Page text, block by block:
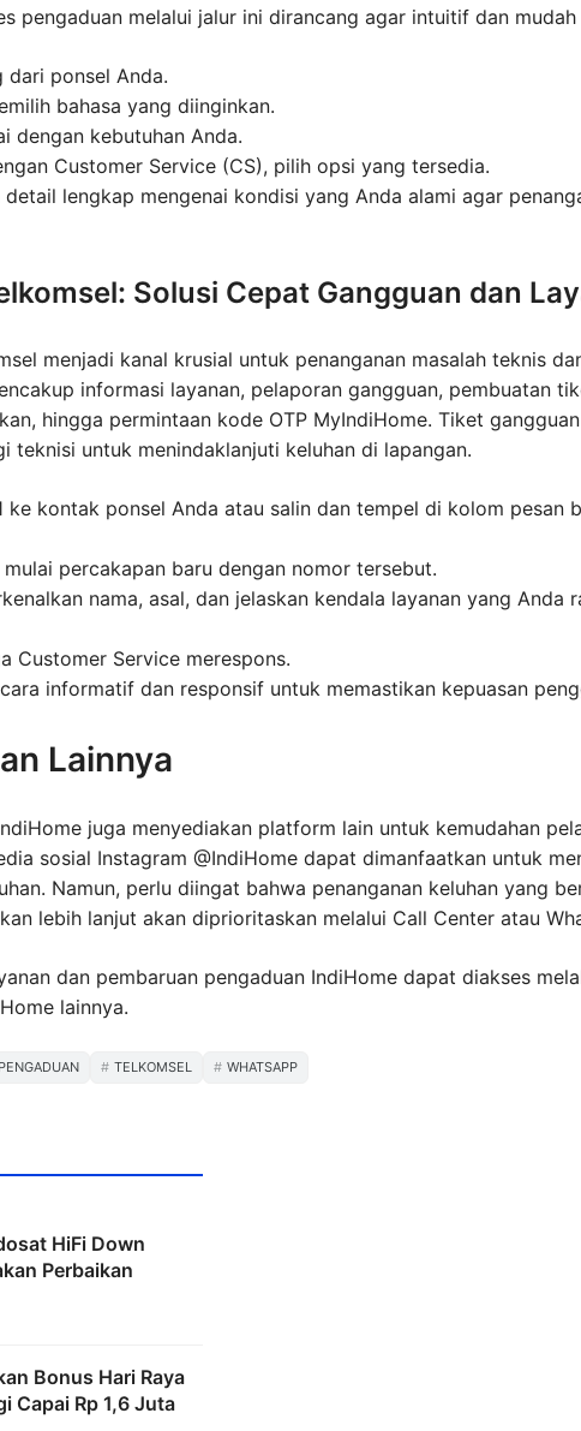
pengaduan melalui jalur ini dirancang agar intuitif dan
dari ponsel Anda.
bahasa yang diinginkan.
dengan kebutuhan Anda.
Customer Service (CS), pilih opsi yang tersedia.
lengkap mengenai kondisi yang Anda alami agar
Solusi Cepat Gangguan dan
menjadi kanal krusial untuk penanganan masalah teknis
informasi layanan, pelaporan gangguan, pembuatan
hingga permintaan kode OTP MyIndiHome. Tiket
teknisi untuk menindaklanjuti keluhan di lapangan.
ke kontak ponsel Anda atau salin dan tempel di kolom pesan
percakapan baru dengan nomor tersebut.
nama, asal, dan jelaskan kendala layanan yang Anda
Customer Service merespons.
informatif dan responsif untuk memastikan kepuasan
Lainnya
juga menyediakan platform lain untuk kemudahan
sosial Instagram @IndiHome dapat dimanfaatkan untuk
Namun, perlu diingat bahwa penanganan keluhan yang
lebih lanjut akan diprioritaskan melalui Call Center atau
dan pembaruan pengaduan IndiHome dapat diakses
lainnya.
PENGADUAN TELKOMSEL WHATSAPP
HiFi Down
Perbaikan
Bonus Hari Raya
Capai Rp 1,6 Juta